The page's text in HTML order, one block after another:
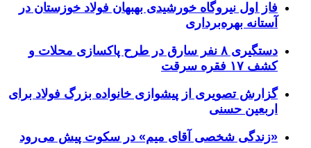
فاز اول نیروگاه خورشیدی بهبهان فولاد خوزستان در
آستانه بهره‌برداری
دستگیری ۸ نفر سارق در طرح پاکسازی محلات و
کشف ۱۷ فقره سرقت
گزارش تصویری از پیشوازی خانواده بزرگ فولاد برای
اربعین حسنی
«زندگی شخصی آقای میم» در سکوت پیش می‌رود